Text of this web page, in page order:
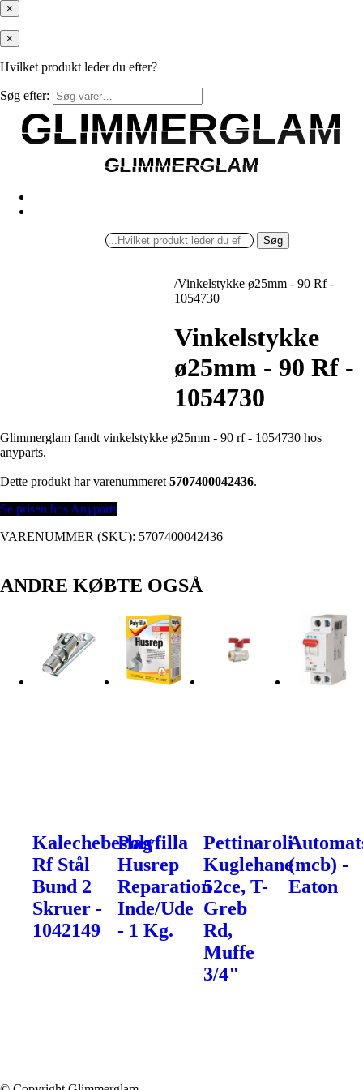
×
×
Hvilket produkt leder du efter?
Søg efter:
GLIMMERGLAM
GLIMMERGLAM
GLIMMERGLAM
GLIMMERGLAM
Søg
/Vinkelstykke ø25mm - 90 Rf -
1054730
Vinkelstykke
ø25mm - 90 Rf -
1054730
Glimmerglam fandt vinkelstykke ø25mm - 90 rf - 1054730 hos
anyparts.
Dette produkt har varenummeret 5707400042436.
Se prisen hos Anyparts
VARENUMMER (SKU): 5707400042436
ANDRE KØBTE OGSÅ
Kalechebeslag
Rf Stål
Bund 2
Skruer -
1042149
Polyfilla
Husrep
Reparation
Inde/Ude
- 1 Kg.
Pettinaroli
Kuglehane
52ce, T-
Greb
Rd,
Muffe
3/4"
(mcb) -
Eaton